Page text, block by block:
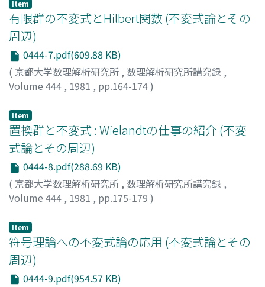
Item
有限群の不変式とHilbert関数 (不変式論とその
周辺)
0444-7.pdf(609.88 KB)
( 京都大学数理解析研究所 , 数理解析研究所講究録 ,
Volume 444 , 1981 , pp.164-174)
Item
置換群と不変式 : Wielandtの仕事の紹介 (不変
式論とその周辺)
0444-8.pdf(288.69 KB)
( 京都大学数理解析研究所 , 数理解析研究所講究録 ,
Volume 444 , 1981 , pp.175-179 )
Item
符号理論への不変式論の応用 (不変式論とその
周辺)
0444-9.pdf(954.57 KB)